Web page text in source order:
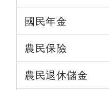
國民年金
農民保險
農民退休儲金